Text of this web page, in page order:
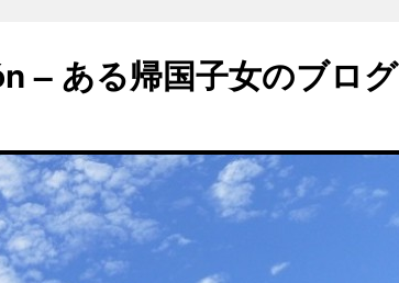
– ある帰国子女のブログ